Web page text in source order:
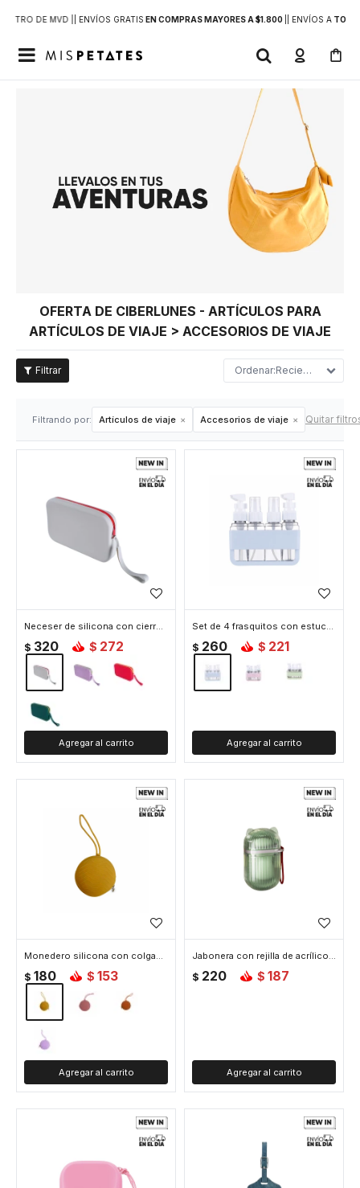
DE MVD | | ENVÍOS GRATIS EN COMPRAS MAYORES A $1.800 | ENVÍOS ATODO

OFERTA DE CIBERLUNES - ARTÍCULOS PARA
ARTÍCULOS DE VIAJE > ACCESORIOS DE VIAJE
Recientes
Filtrando por: Artículos de viaje Accesorios de viaje Quitar
Neceser de silicona con cierre - 21x12x3cm - Gris
$ 320 $ 272
Set de 4 frasquitos con estuche rígido - Celeste
$ 260 $ 221
Monedero silicona con colgante - Amarillo
$ 180 $ 153
Jabonera con rejilla de acrílico - Verde
$ 220 $ 187